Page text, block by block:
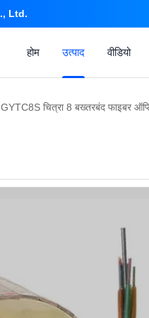
Ltd.
होम उत्पाद वीडियो
GYTC8S चित्रा 8 बख्तरबंद फाइबर